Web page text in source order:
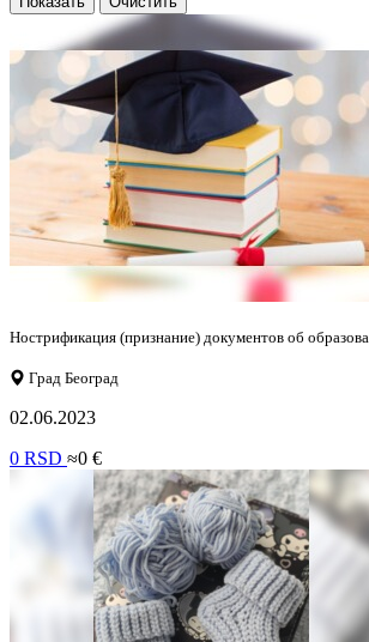
Нострификация (признание) документов об
Град Београд
02.06.2023
0 RSD ≈0 €